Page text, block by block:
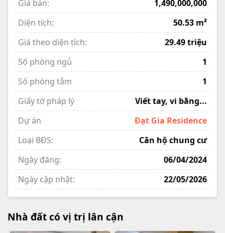
Giá bán:
1,490,000,000
Diện tích:
50.53 m²
Giá theo diện tích:
29.49 triệu
Số phòng ngủ
1
Số phòng tắm
1
Giấy tờ pháp lý
Viết tay, vi bằng...
Dự án
Đạt Gia Residence
Loại BĐS:
Căn hộ chung cư
Ngày đăng:
06/04/2024
Ngày cập nhật:
22/05/2026
Nhà đất có vị trị lân cận